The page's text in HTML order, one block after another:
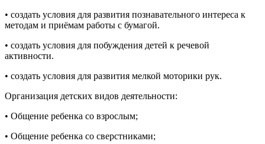
• создать условия для развития познавательного интереса к
методам и приёмам работы с бумагой.
• создать условия для побуждения детей к речевой
активности.
• создать условия для развития мелкой моторики рук.
Организация детских видов деятельности:
• Общение ребенка со взрослым;
• Общение ребенка со сверстниками;